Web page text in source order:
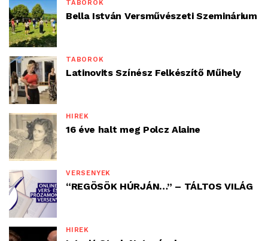
TÁBOROK
Bella István Versművészeti Szeminárium
TÁBOROK
Latinovits Színész Felkészítő Műhely
HÍREK
16 éve halt meg Polcz Alaine
VERSENYEK
“REGÖSÖK HÚRJÁN…” – TÁLTOS VILÁG
HÍREK